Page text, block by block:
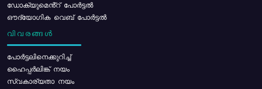
ഡോക്യുമെൻ്റ് പോർട്ടൽ
ഔദ്യോഗിക വെബ് പോർട്ടൽ
വിവരങ്ങൾ
പോര്‍ട്ടലിനെക്കുറിച്ച്
ഹൈപ്പർലിങ്ക് നയം
സ്വകാര്യതാ നയം